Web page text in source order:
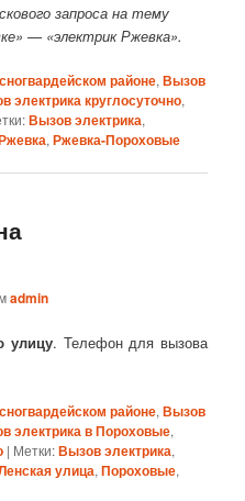
запроса на тему
— «электрик Ржевка».
районе,Вызов
электрика круглосуточно,
Вызов электрика,
,Ржевка-Пороховые
admin
улицу. Телефон для вызова
районе,Вызов
электрика в Пороховые,
| Метки:Вызов электрика,
улица,Пороховые,